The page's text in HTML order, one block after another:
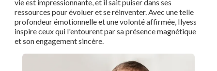
vie est impressionnante, et il sait puiser dans ses
ressources pour évoluer et se réinventer. Avec une telle
profondeur émotionnelle et une volonté affirmée, Ilyess
inspire ceux qui l'entourent par sa présence magnétique
et son engagement sincère.